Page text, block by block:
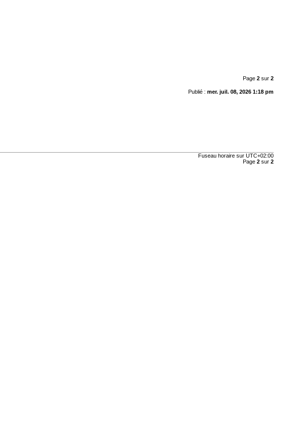
Page 2sur 2
Publié : mer. juil. 08, 2026 1:18 pm
Fuseau horaire sur UTC+02:00
Page 2sur 2